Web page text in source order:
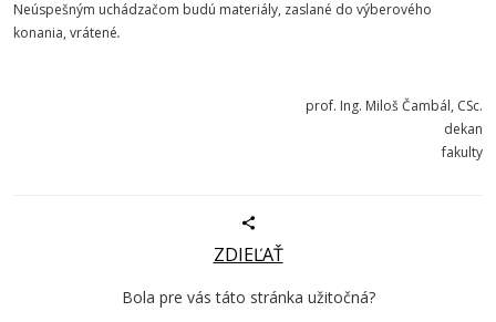
Neúspešným uchádzačom budú materiály, zaslané do výberového
konania, vrátené.
prof. Ing. Miloš Čambál, CSc.
dekan
fakulty
ZDIEĽAŤ
Bola pre vás táto stránka užitočná?